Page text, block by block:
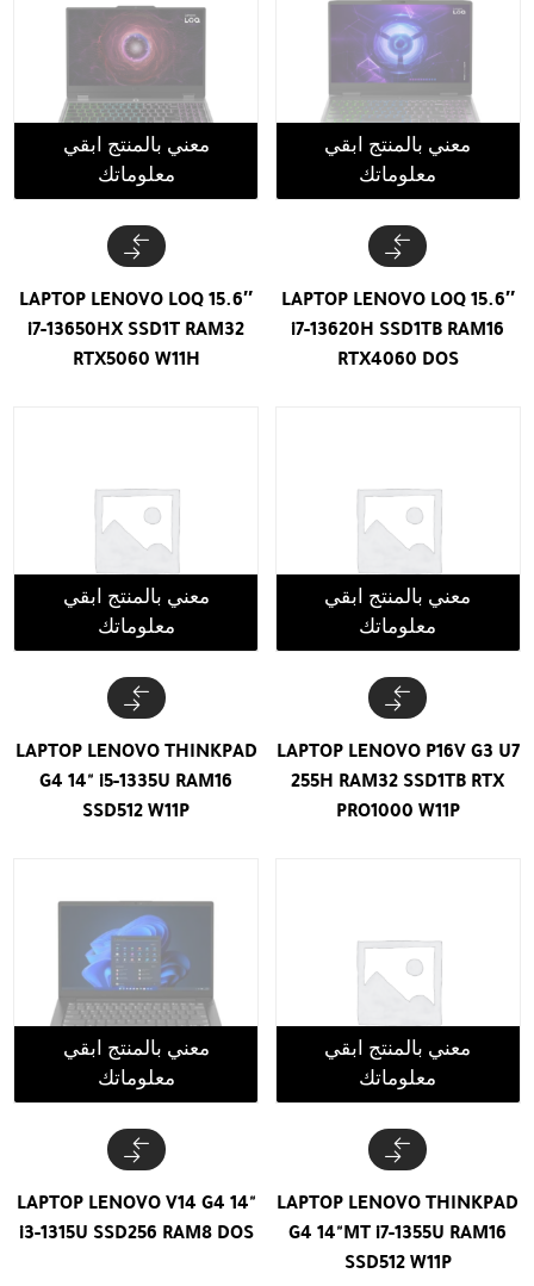
معني بالمنتج ابقي
معلوماتك
LAPTOP LENOVO LOQ 15.6″
i7-13620H SSD1TB RAM16
RTX4060 DOS
معني بالمنتج ابقي
معلوماتك
LAPTOP LENOVO LOQ 15.6″
i7-13650HX SSD1T RAM32
RTX5060 W11H
معني بالمنتج ابقي
معلوماتك
LAPTOP LENOVO P16V G3 U7
255H RAM32 SSD1TB RTX
PRO1000 W11P
معني بالمنتج ابقي
معلوماتك
LAPTOP LENOVO THINKPAD
G4 14" i5-1335U RAM16
SSD512 W11P
معني بالمنتج ابقي
معلوماتك
LAPTOP LENOVO THINKPAD
G4 14"MT i7-1355U RAM16
SSD512 W11P
معني بالمنتج ابقي
معلوماتك
LAPTOP LENOVO V14 G4 14"
i3-1315U SSD256 RAM8 DOS